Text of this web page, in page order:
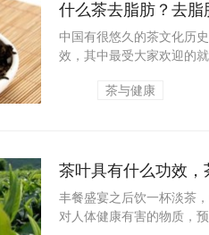
什么茶去脂肪？去脂
中国有很悠久的茶文化历
效，其中最受大家欢迎的
茶与健康
茶叶具有什么功效
丰餐盛宴之后饮一杯淡茶
对人体健康有害的物质，